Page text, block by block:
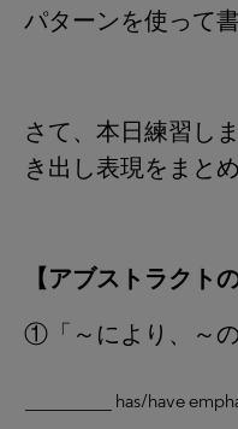
パターンを使って書
さて、本日練習し
き出し表現をまとめ
【アブストラクト
①「～により、～の
_________ has/have